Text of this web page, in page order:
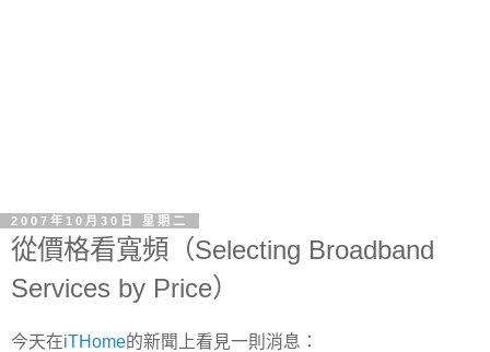
2007年10月30日 星期二
從價格看寬頻（Selecting Broadband
Services by Price）
今天在iTHome的新聞上看見一則消息：